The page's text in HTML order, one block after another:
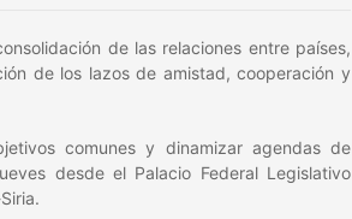
de las relaciones entre países,
de los lazos de amistad, cooperación y
comunes y dinamizar agendas de
desde el Palacio Federal Legislativo